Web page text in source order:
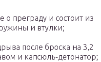
о преграду и состоит из
и втулки;
после броска на 3,2
и капсюль-детонатор;